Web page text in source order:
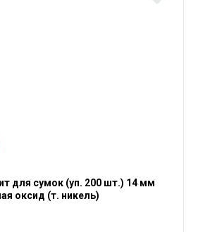
для сумок (уп. 200 шт.) 14 мм
оксид (т. никель)